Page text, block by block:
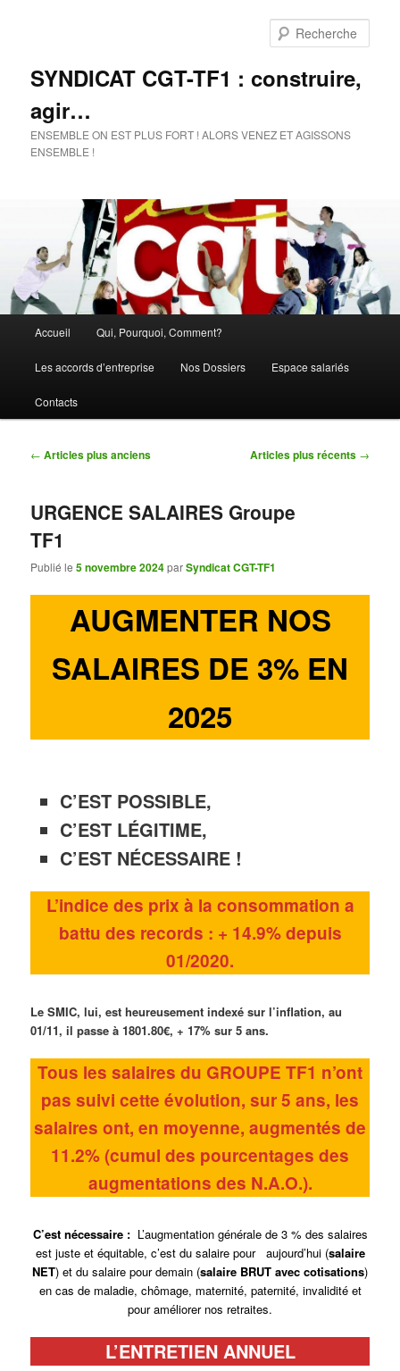
SYNDICAT CGT-TF1 : construire,
agir…
ENSEMBLE ON EST PLUS FORT ! ALORS VENEZ ET AGISSONS
ENSEMBLE !
principal
Aller
au
contenu
principal
Aller
au
contenu
secondaire
Accueil Qui, Pourquoi, Comment?
Les accords d’entreprise Nos Dossiers Espace salariés
Contacts
Navigation
← Articles plus anciens Articles plus récents →
URGENCE SALAIRES Groupe
TF1
Publié le5 novembre 2024parSyndicat CGT-TF1
AUGMENTER NOS
SALAIRES DE 3% EN
2025
C’EST POSSIBLE,
C’EST LÉGITIME,
C’EST NÉCESSAIRE !
L’indice des prix à la consommation a
battu des records : + 14.9% depuis
01/2020.
Le SMIC, lui, est heureusement indexé sur l’inflation, au
01/11, il passe à 1801.80€, + 17% sur 5 ans.
Tous les salaires du GROUPE TF1 n’ont
pas suivi cette évolution, sur 5 ans, les
salaires ont, en moyenne, augmentés de
11.2% (cumul des pourcentages des
augmentations des N.A.O.).
C’est nécessaire : L’augmentation générale de 3 % des salaires
est juste et équitable, c’est du salaire pour aujourd’hui (salaire
NET) et du salaire pour demain (salaire BRUT avec cotisations)
en cas de maladie, chômage, maternité, paternité, invalidité et
pour améliorer nos retraites.
L’ENTRETIEN ANNUEL